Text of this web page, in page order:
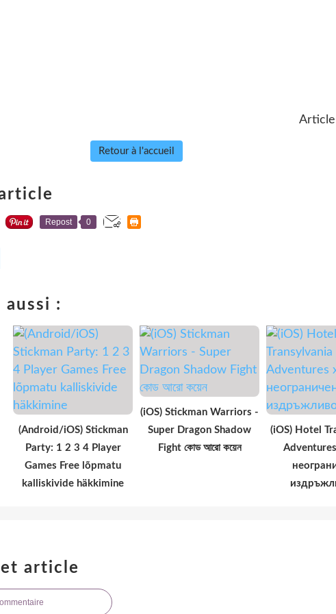
Article
Retour à l'accueil
Repost 0
aussi :
(Android/iOS) Stickman
Party: 1 2 3 4 Player
Games Free lõpmatu
kalliskivide häkkimine
(iOS) Stickman Warriors -
Super Dragon Shadow
Fight কোড আরো কয়েন
(iOS) Hotel
article